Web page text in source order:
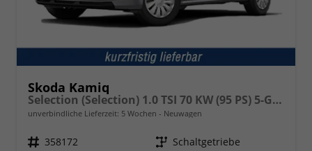
Skoda Kamiq
Selection (Selection) 1.0 TSI 70 KW (95 PS) 5-Gang Schaltgetriebe
unverbindliche Lieferzeit: 5 Wochen Neuwagen
Fahrzeugnr. 358172 Getriebe Schaltgetriebe